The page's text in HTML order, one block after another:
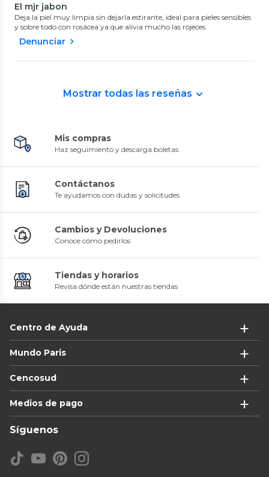
El mjr jabon
Deja la piel muy limpia sin dejarla estirante, ideal para pieles sensibles
y sobre todo con rosácea ya que alivia mucho las rojeces
Denunciar
Mostrar todas las reseñas
Mis compras
Haz seguimiento y descarga boletas
Contáctanos
Te ayudamos con dudas y solicitudes
Cambios y Devoluciones
Conoce cómo pedirlos
Tiendas y horarios
Revisa dónde están nuestras tiendas
Centro de Ayuda
Mundo Paris
Cencosud
Medios de pago
Síguenos